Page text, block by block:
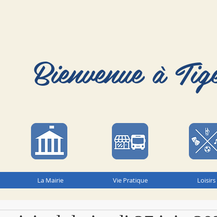
Bienvenue à
La Mairie Vie Pratique Loisirs